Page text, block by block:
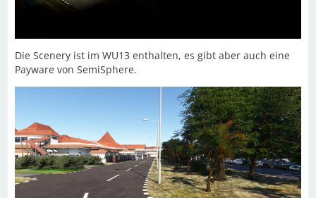
Die Scenery ist im WU13 enthalten, es gibt aber auch eine
Payware von SemiSphere.